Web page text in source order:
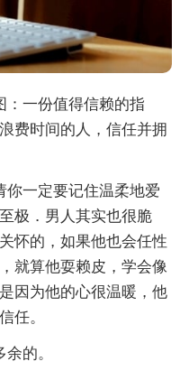
：一份值得信赖的指
费时间的人，信任并拥
你一定要记住温柔地爱
极．男人其实也很脆
怀的，如果他也会任性
就算他耍赖皮，学会像
因为他的心很温暖，他
任。
的。